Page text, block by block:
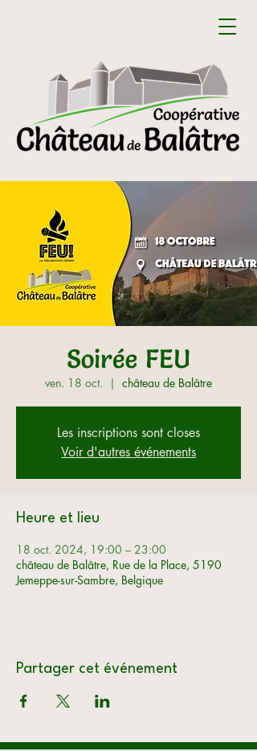
Soirée FEU
ven. 18 oct.
  |
château de Balâtre
Les inscriptions sont closes
Voir d'autres événements
Heure et lieu
18 oct. 2024, 19:00 – 23:00
château de Balâtre, Rue de la Place, 5190
Jemeppe-sur-Sambre, Belgique
Partager cet événement